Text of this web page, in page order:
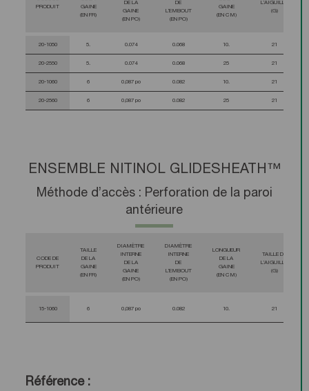
PRODUIT
GAINE
(EN FR)
DE LA
GAINE
(EN PO)
DE
L’EMBOUT
(EN PO)
GAINE
(EN CM)
L’AIGUILLE
(G)
20-1050 5. 0.074 0.068 10. 21
20-2550 5. 0.074 0.068 25 21
20-1060 6 0,087 po 0.082 10. 21
20-2560 6 0,087 po 0.082 25 21
ENSEMBLE NITINOL GLIDESHEATH™
Méthode d’accès : Perforation de la paroi
antérieure
CODE DE
PRODUIT
TAILLE
DE LA
GAINE
(EN FR)
DIAMÈTRE
INTERNE
DE LA
GAINE
(EN PO)
DIAMÈTRE
INTERNE
DE
L’EMBOUT
(EN PO)
LONGUEUR
DE LA
GAINE
(EN CM)
TAILLE DE
L’AIGUILLE
(G)
15-1060 6 0,087 po 0.082 10. 21
Référence :